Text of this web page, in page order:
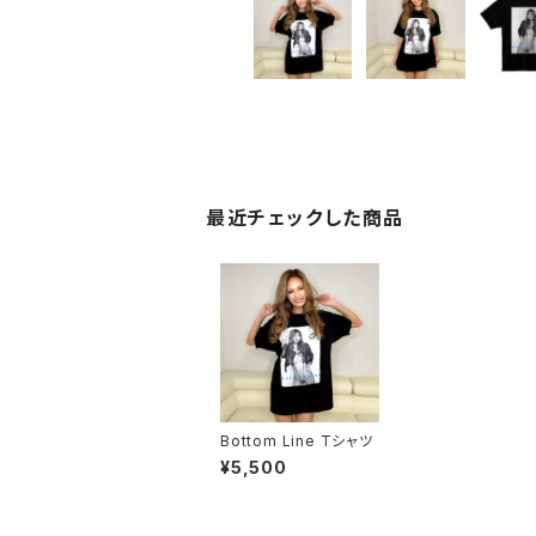
最近チェックした商品
Bottom Line Tシャツ
¥5,500